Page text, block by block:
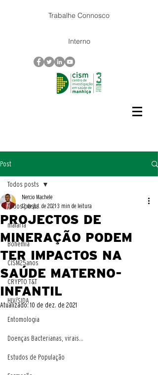
Trabalhe Connosco
Interno
Post
Todos posts
malaria
Bohemia
CISM25anos
CRYPTO T&T
HIV/SIDA
Entomologia
Doenças Bacterianas, virais...
Estudos de População
Todos posts
PROJECTOS DE
MINERAÇÃO PODEM
TER IMPACTOS NA
SAÚDE MATERNO-
INFANTIL
Nercio Machele
12 de jul. de 2021 3 min de leitura
Atualizado:10 de dez. de 2021